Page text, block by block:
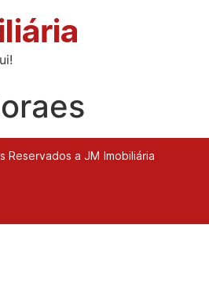
Reservados a JM Imobiliária